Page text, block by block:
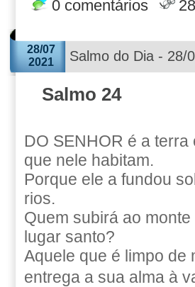
0 comentários
28/07
2021
Salmo do Dia - 28/
Salmo 24
DO SENHOR é a
que nele habitam.
Porque ele a fundou
rios.
Quem subirá ao
lugar santo?
Aquele que é limpo de
entrega a sua alma à